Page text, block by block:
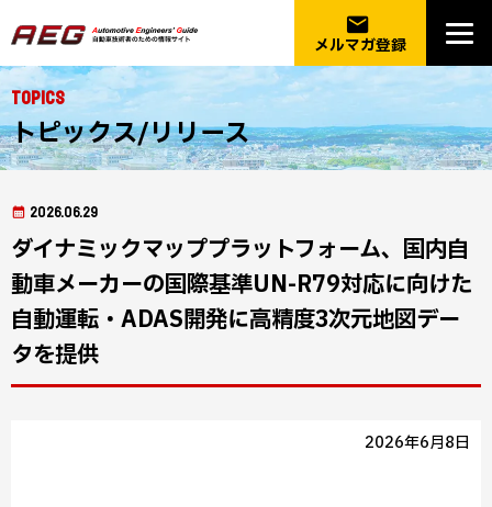
email
メルマガ登録
Topics
トピックス/リリース
2026.06.29
ダイナミックマッププラットフォーム、国内自
動車メーカーの国際基準UN-R79対応に向けた
自動運転・ADAS開発に高精度3次元地図デー
タを提供
2026年6月8日